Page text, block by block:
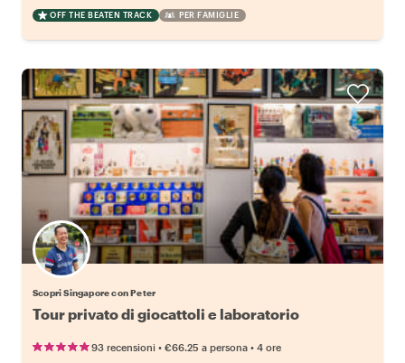
OFF THE BEATEN TRACK PER FAMIGLIE
Scopri Singapore con Peter
Tour privato di giocattoli e laboratorio
93 recensioni • €66.25 a persona • 4 ore